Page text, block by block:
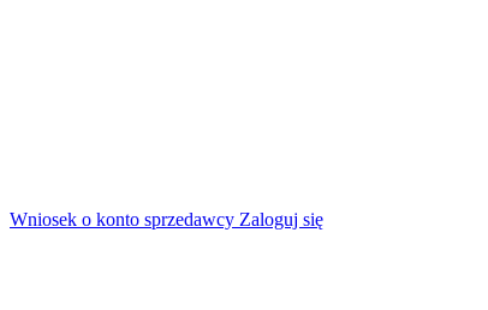
Wniosek o konto sprzedawcy Zaloguj się